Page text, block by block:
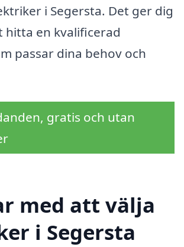
i Segersta. Det ger dig
hitta en kvalificerad
passar dina behov och
gratis och utan
med att välja
i Segersta